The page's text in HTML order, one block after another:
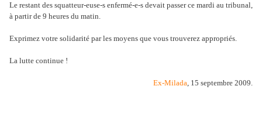
Le restant des squatteur-euse-s enfermé-e-s devait passer ce mardi au tribunal,
à partir de 9 heures du matin.
Exprimez votre solidarité par les moyens que vous trouverez appropriés.
La lutte continue !
Ex-Milada, 15 septembre 2009.